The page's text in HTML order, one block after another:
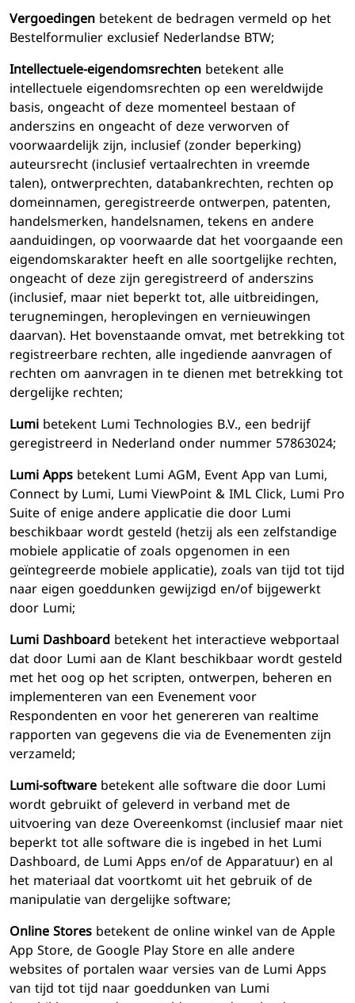
Vergoedingenbetekent de bedragen vermeld op het
Bestelformulier exclusief Nederlandse BTW;
Intellectuele-eigendomsrechtenbetekent alle
intellectuele eigendomsrechten op een wereldwijde
basis, ongeacht of deze momenteel bestaan of
anderszins en ongeacht of deze verworven of
voorwaardelijk zijn, inclusief (zonder beperking)
auteursrecht (inclusief vertaalrechten in vreemde
talen), ontwerprechten, databankrechten, rechten op
domeinnamen, geregistreerde ontwerpen, patenten,
handelsmerken, handelsnamen, tekens en andere
aanduidingen, op voorwaarde dat het voorgaande een
eigendomskarakter heeft en alle soortgelijke rechten,
ongeacht of deze zijn geregistreerd of anderszins
(inclusief, maar niet beperkt tot, alle uitbreidingen,
terugnemingen, heroplevingen en vernieuwingen
daarvan). Het bovenstaande omvat, met betrekking tot
registreerbare rechten, alle ingediende aanvragen of
rechten om aanvragen in te dienen met betrekking tot
dergelijke rechten;
Lumibetekent Lumi Technologies B.V., een bedrijf
geregistreerd in Nederland onder nummer 57863024;
Lumi Appsbetekent Lumi AGM, Event App van Lumi,
Connect by Lumi, Lumi ViewPoint & IML Click, Lumi Pro
Suite of enige andere applicatie die door Lumi
beschikbaar wordt gesteld (hetzij als een zelfstandige
mobiele applicatie of zoals opgenomen in een
geïntegreerde mobiele applicatie), zoals van tijd tot tijd
naar eigen goeddunken gewijzigd en/of bijgewerkt
door Lumi;
Lumi Dashboardbetekent het interactieve webportaal
dat door Lumi aan de Klant beschikbaar wordt gesteld
met het oog op het scripten, ontwerpen, beheren en
implementeren van een Evenement voor
Respondenten en voor het genereren van realtime
rapporten van gegevens die via de Evenementen zijn
verzameld;
Lumi-softwarebetekent alle software die door Lumi
wordt gebruikt of geleverd in verband met de
uitvoering van deze Overeenkomst (inclusief maar niet
beperkt tot alle software die is ingebed in het Lumi
Dashboard, de Lumi Apps en/of de Apparatuur) en al
het materiaal dat voortkomt uit het gebruik of de
manipulatie van dergelijke software;
Online Storesbetekent de online winkel van de Apple
App Store, de Google Play Store en alle andere
websites of portalen waar versies van de Lumi Apps
van tijd tot tijd naar goeddunken van Lumi